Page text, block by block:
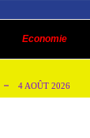
Economie
4 AOÛT 2026